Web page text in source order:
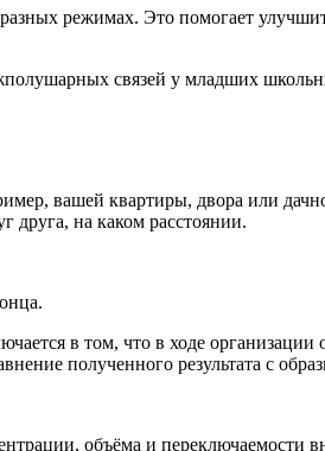
режимах. Это помогает
связей у младших
вашей квартиры, двора или
друга, на каком расстоянии.
в том, что в ходе
полученного результата с
объёма и